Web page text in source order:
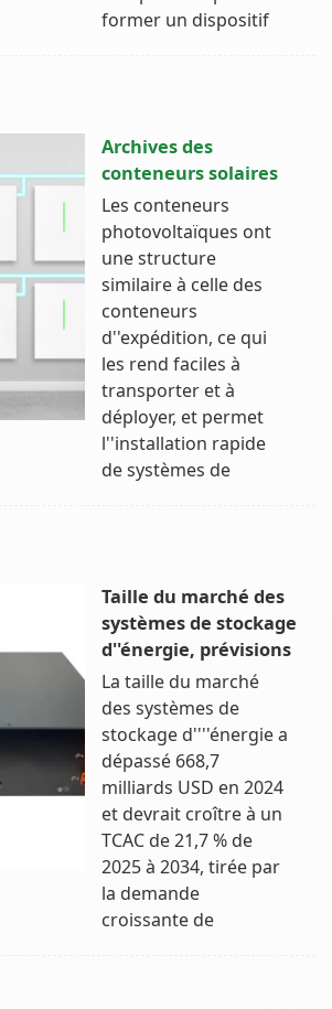
former un dispositif
Archives des
conteneurs solaires
Les conteneurs
photovoltaïques ont
une structure
similaire à celle des
conteneurs
d''expédition, ce qui
les rend faciles à
transporter et à
déployer, et permet
l''installation rapide
de systèmes de
Taille du marché des
systèmes de stockage
d''énergie, prévisions
La taille du marché
des systèmes de
stockage d''''énergie a
dépassé 668,7
milliards USD en 2024
et devrait croître à un
TCAC de 21,7 % de
2025 à 2034, tirée par
la demande
croissante de